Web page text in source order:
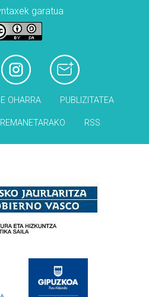
garatua
OHARRA PUBLIZITATEA
RSS